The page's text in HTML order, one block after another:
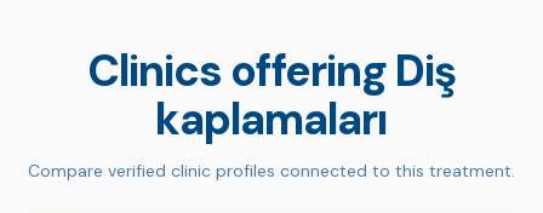
Clinics offering Diş
kaplamaları
Compare verified clinic profiles connected to this treatment.